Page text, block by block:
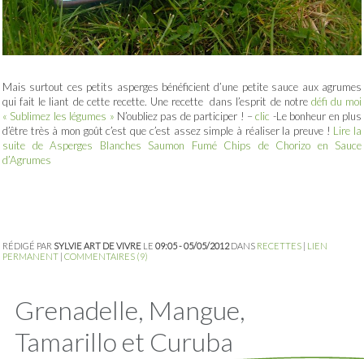
Mais surtout ces petits asperges bénéficient d’une petite sauce aux agrumes
qui fait le liant de cette recette. Une recette dans l’esprit de notre défi du moi
« Sublimez les légumes » N’oubliez pas de participer ! –clic -Le bonheur en plus
d’être très à mon goût c’est que c’est assez simple à réaliser la preuve ! Lire la
suite de Asperges Blanches Saumon Fumé Chips de Chorizo en Sauce
d’Agrumes
RÉDIGÉ PAR SYLVIE ART DE VIVRE LE 09:05 - 05/05/2012DANS RECETTES
LIEN
PERMANENT COMMENTAIRES (9)
Grenadelle, Mangue,
Tamarillo et Curuba